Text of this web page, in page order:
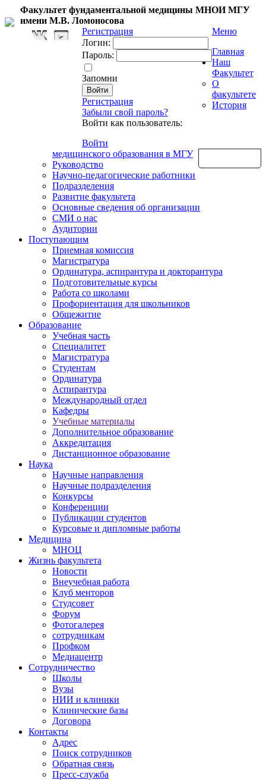
Факультет фундаментальной медицины МНОИ МГУ
имени М.В. Ломоносова
Регистрация
Логин:
Пароль:
Запомни
Регистрация
Забыли свой пароль?
Войти как пользователь:
Войти
Меню
Главная
Наш
Факультет
О
факультете
История
медицинского образования в МГУ
Руководство
Научно-педагогические работники
Подразделения
Развитие факультета
Основные сведения об организации
СМИ о нас
Аудитории
Поступающим
Приемная комиссия
Магистратура
Ординатура, аспирантура и докторантура
Подготовительные курсы
Работа со школами
Профориентация для школьников
Общежитие
Образование
Учебная часть
Специалитет
Магистратура
Студентам
Ординатура
Аспирантура
Международный отдел
Кафедры
Учебные материалы
Дополнительное образование
Аккредитация
Дистанционное образование
Наука
Научные направления
Научные подразделения
Конкурсы
Конференции
Публикации студентов
Курсовые и дипломные работы
Медицина
МНОЦ
Жизнь факультета
Новости
Внеучебная работа
Клуб менторов
Студсовет
Форум
Фотогалерея
сотрудникам
Профком
Медиацентр
Сотрудничество
Школы
Вузы
НИИ и клиники
Клинические базы
Договора
Контакты
Адрес
Поиск сотрудников
Обратная связь
Пресс-служба